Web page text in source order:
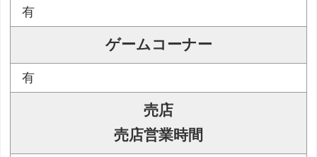
有
ゲームコーナー
有
売店
売店営業時間